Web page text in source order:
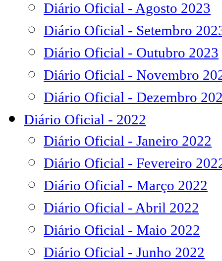
Diário Oficial - Agosto 2023
Diário Oficial - Setembro
Diário Oficial - Outubro 2023
Diário Oficial - Novembro
Diário Oficial - Dezembro
Diário Oficial - 2022
Diário Oficial - Janeiro 2022
Diário Oficial - Fevereiro
Diário Oficial - Março 2022
Diário Oficial - Abril 2022
Diário Oficial - Maio 2022
Diário Oficial - Junho 2022